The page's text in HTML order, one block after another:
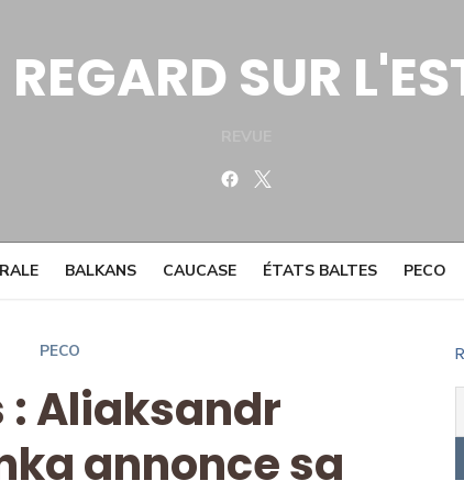
REGARD SUR
Facebook
BALKANS CAUCASE ÉTATS BALTES PECO
PECO
: Aliaksandr
annonce sa